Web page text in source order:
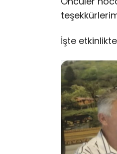
İşte